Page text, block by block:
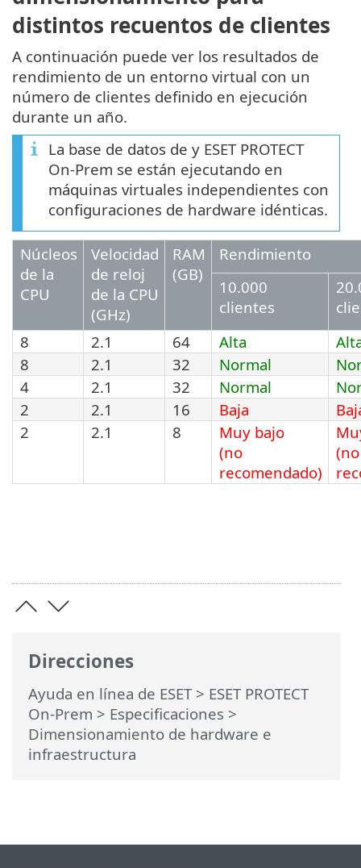
Direcciones
Ayuda en línea de ESET> ESET PROTECT
On-Prem > Especificaciones >
Dimensionamiento de hardware e
infraestructura
distintos recuentos de clientes
A continuación puede ver los resultados de
rendimiento de un entorno virtual con un
número de clientes definido en ejecución
durante un año.
La base de datos de y ESET PROTECT
On-Prem se están ejecutando en
máquinas virtuales independientes con
configuraciones de hardware idénticas.
Núcleos
de la
CPU
Velocidad
de reloj
de la CPU
(GHz)
RAM
(GB)
Rendimiento
10.000
clientes
8
2.1 64 Alta
8
2.1 32 Normal
4
2.1 32 Normal
2
2.1 16 Baja
2
2.1 8
Muy bajo
(no
recomendado)
(no